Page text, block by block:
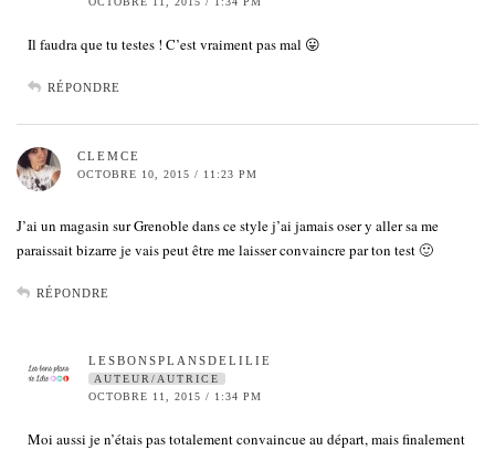
Il faudra que tu testes ! C’est vraiment pas mal 😛
RÉPONDRE
CLEMCE
OCTOBRE 10, 2015 / 11:23 PM
J’ai un magasin sur Grenoble dans ce style j’ai jamais oser y aller sa me
paraissait bizarre je vais peut être me laisser convaincre par ton test 🙂
RÉPONDRE
LESBONSPLANSDELILIE
AUTEUR/AUTRICE
OCTOBRE 11, 2015 / 1:34 PM
Moi aussi je n’étais pas totalement convaincue au départ, mais finalement